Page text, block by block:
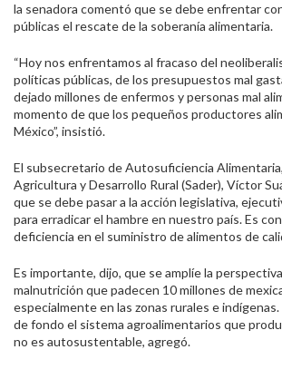
la senadora comentó que se debe enfrentar
públicas el rescate de la soberanía alimentaria.
“Hoy nos enfrentamos al fracaso del
políticas públicas, de los presupuestos mal
dejado millones de enfermos y personas mal
momento de que los pequeños productores
México”, insistió.
El subsecretario de Autosuficiencia
Agricultura y Desarrollo Rural (Sader), Víctor
que se debe pasar a la acción legislativa,
para erradicar el hambre en nuestro país. Es
deficiencia en el suministro de alimentos de
Es importante, dijo, que se amplíe la
malnutrición que padecen 10 millones de
especialmente en las zonas rurales e
de fondo el sistema agroalimentarios que
no es autosustentable, agregó.